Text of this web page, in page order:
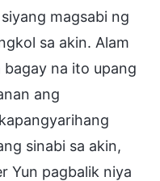
magsabi ng
sa akin. Alam
na ito upang
ang
sinabi sa akin,
Yun pagbalik niya